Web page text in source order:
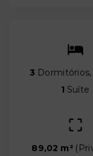
3 Dormitórios,
1 Suíte
89,02 m² (